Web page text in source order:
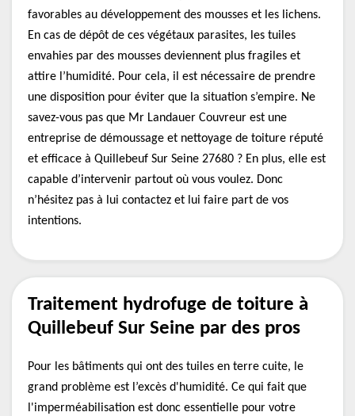
favorables au développement des mousses et les lichens.
En cas de dépôt de ces végétaux parasites, les tuiles
envahies par des mousses deviennent plus fragiles et
attire l’humidité. Pour cela, il est nécessaire de prendre
une disposition pour éviter que la situation s’empire. Ne
savez-vous pas que Mr Landauer Couvreur est une
entreprise de démoussage et nettoyage de toiture réputé
et efficace à Quillebeuf Sur Seine 27680 ? En plus, elle est
capable d’intervenir partout où vous voulez. Donc
n’hésitez pas à lui contactez et lui faire part de vos
intentions.
Traitement hydrofuge de toiture à
Quillebeuf Sur Seine par des pros
Pour les bâtiments qui ont des tuiles en terre cuite, le
grand problème est l’excès d'humidité. Ce qui fait que
l'imperméabilisation est donc essentielle pour votre